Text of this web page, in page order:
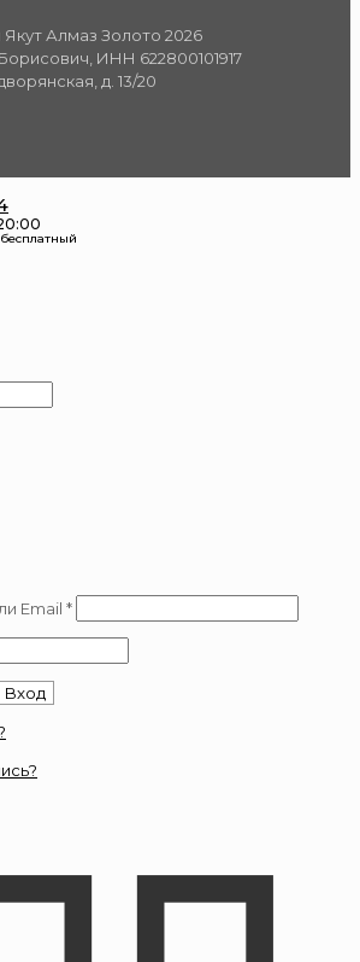
Алмаз Золото 2026
ИНН 622800101917
д. 13/20
Email *Обязательно
Вход